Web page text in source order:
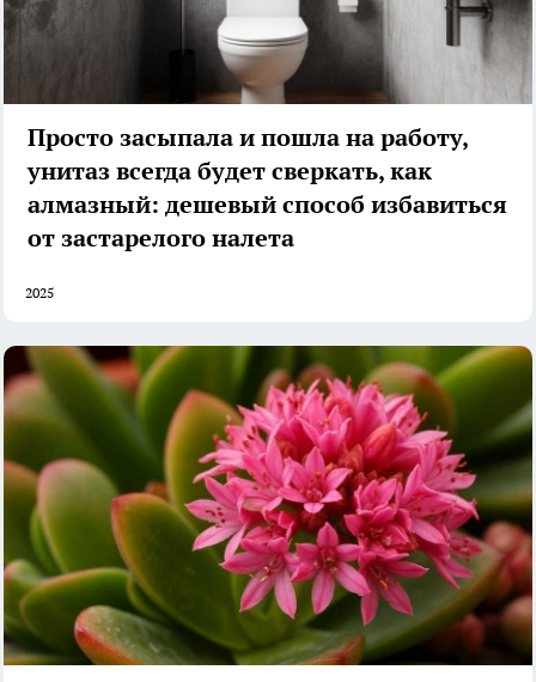
Просто засыпала и пошла на работу,
унитаз всегда будет сверкать, как
алмазный: дешевый способ избавиться
от застарелого налета
2025